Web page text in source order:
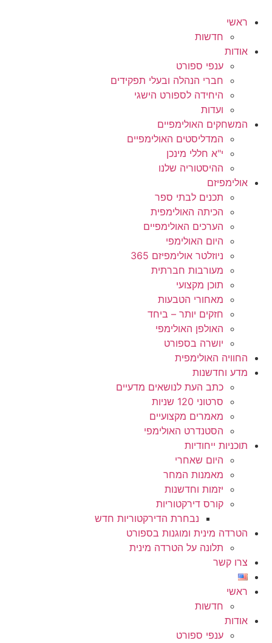
ראשי
חדשות
אודות
ענפי ספורט
חברי הנהלה ובעלי תפקידים
היחידה לספורט הישגי
ועדות
המשחקים האולימפיים
המדליסטים האולימפיים
י"א חללי מינכן
ההיסטוריה שלנו
אולימפיזם
תכנים לבתי ספר
הכיתה האולימפית
הערכים האולימפיים
היום האולימפי
ניוזלטר אולימפיזם 365
מעורבות חברתית
תוכן מקצועי
מאחורי הטבעות
חזקים יותר – ביחד
האולפן האולימפי
יושרה בספורט
החוויה האולימפית
מדע וחדשנות
כתב העת לנושאים מדעיים
סרטוני 120 שניות
מאמרים מקצועיים
הסטנדרט האולימפי
תוכניות ייחודיות
היום שאחרי
מאמנות המחר
יזמות וחדשנות
קורס דירקטוריות
נבחרת הדירקטוריות חדש
הטרדה מינית ומוגנות בספורט
תלונה על הטרדה מינית
צרו קשר
ראשי
חדשות
אודות
ענפי ספורט